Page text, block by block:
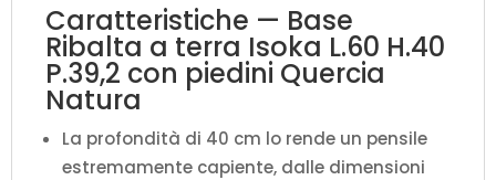
Caratteristiche — Base
Ribalta a terra Isoka L.60 H.40
P.39,2 con piedini Quercia
Natura
La profondità di 40 cm lo rende un pensile
estremamente capiente, dalle dimensioni